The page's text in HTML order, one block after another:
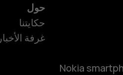
Nokia
حول
حكايتنا
غرفة الأخبار